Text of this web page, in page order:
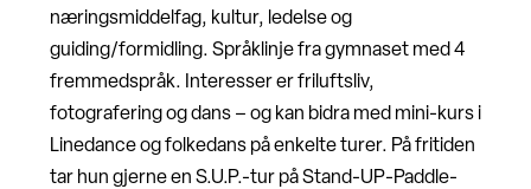
næringsmiddelfag, kultur, ledelse og
guiding/formidling. Språklinje fra gymnaset med 4
fremmedspråk. Interesser er friluftsliv,
fotografering og dans – og kan bidra med mini-kurs i
Linedance og folkedans på enkelte turer. På fritiden
tar hun gjerne en S.U.P.-tur på Stand-UP-Paddle-